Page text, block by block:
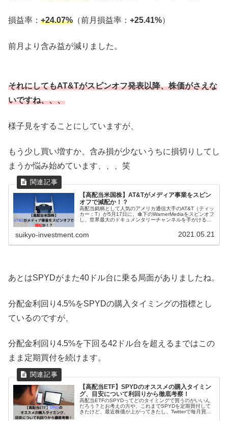
損益率： +24.07% （前月損益率： +25.41%）
前月より含み益が減りました。
それにしてもAT&Tがスピンオフ発表以降、株価がさえな
いですね、、、
様子見をすることにしていますが、
もう少し買い増すか、含み損が少ないうちに損切りしてし
まうか悩み始めています、、、笑
【高配当米国株】AT&Tがメディア事業をスピン
オフで減配か！？
高配当銘柄として人気のアメリカ通信大手のAT&T（ティッ
カー：T）が5月17日に、傘下のWarnerMediaをスピンオフ
し、世界最大のドキュメンタリーチャンネルを手がける
suikyo-investment.com 2021.05.21
あとはSPYDがまた40ドル台に乗る局面がありましたね。
分配金利回り4.5%をSPYDの購入タイミングの指標とし
ているのですが、
分配金利回り4.5%を下回る42ドル台を超えるまではこの
まま定期買付を続けます。
【高配当ETF】SPYDのオススメの購入タイミン
グ、目安について利回りから徹底考察！
高配当ETFのSPYDってどのタイミングで買うのがいいん
だろう？とお考えの方や、これまでSPYDを定期買付して
きたけど、最近株価が上がってきたし、Twitterで毎月買う